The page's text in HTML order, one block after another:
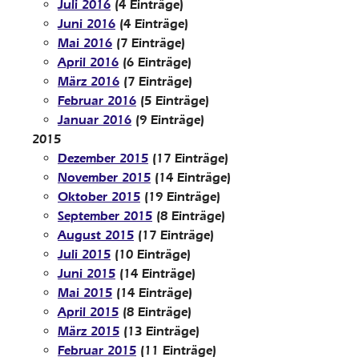
Juli 2016 (4 Einträge)
Juni 2016 (4 Einträge)
Mai 2016 (7 Einträge)
April 2016 (6 Einträge)
März 2016 (7 Einträge)
Februar 2016 (5 Einträge)
Januar 2016 (9 Einträge)
2015
Dezember 2015 (17 Einträge)
November 2015 (14 Einträge)
Oktober 2015 (19 Einträge)
September 2015 (8 Einträge)
August 2015 (17 Einträge)
Juli 2015 (10 Einträge)
Juni 2015 (14 Einträge)
Mai 2015 (14 Einträge)
April 2015 (8 Einträge)
März 2015 (13 Einträge)
Februar 2015 (11 Einträge)